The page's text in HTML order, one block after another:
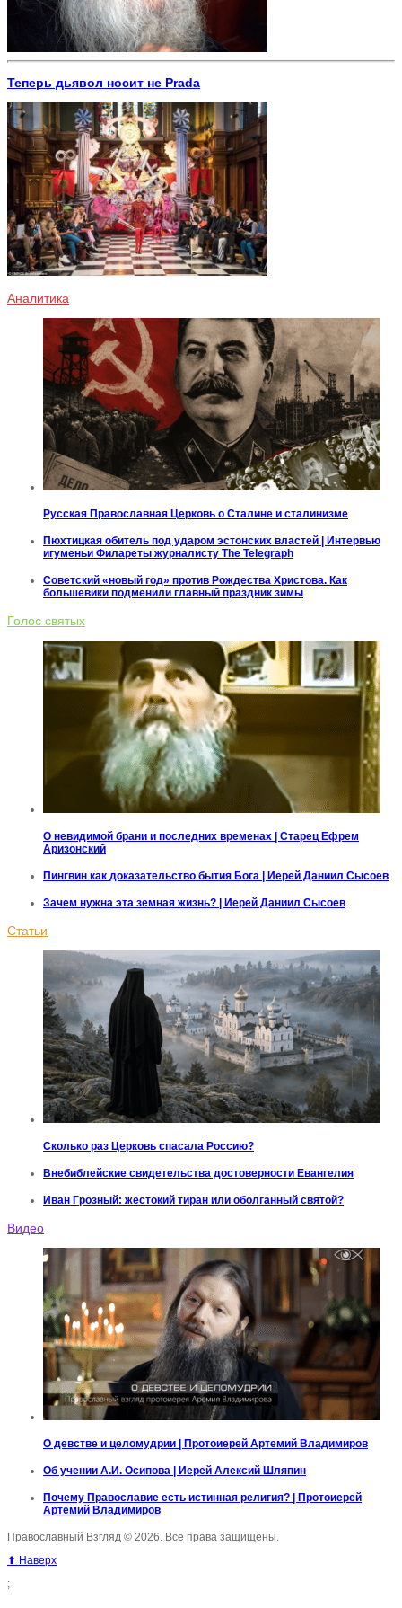
Теперь дьявол носит не Prada
Аналитика
Русская Православная Церковь о Сталине и сталинизме
Пюхтицкая обитель под ударом эстонских властей | Интервью
игуменьи Филареты журналисту The Telegraph
Советский «новый год» против Рождества Христова. Как
большевики подменили главный праздник зимы
Голос святых
О невидимой брани и последних временах | Старец Ефрем
Аризонский
Пингвин как доказательство бытия Бога | Иерей Даниил Сысоев
Зачем нужна эта земная жизнь? | Иерей Даниил Сысоев
Статьи
Сколько раз Церковь спасала Россию?
Внебиблейские свидетельства достоверности Евангелия
Иван Грозный: жестокий тиран или оболганный святой?
Видео
О девстве и целомудрии | Протоиерей Артемий Владимиров
Об учении А.И. Осипова | Иерей Алексий Шляпин
Почему Православие есть истинная религия? | Протоиерей
Артемий Владимиров
Православный Взгляд © 2026. Все права защищены.
⬆ Наверх
;